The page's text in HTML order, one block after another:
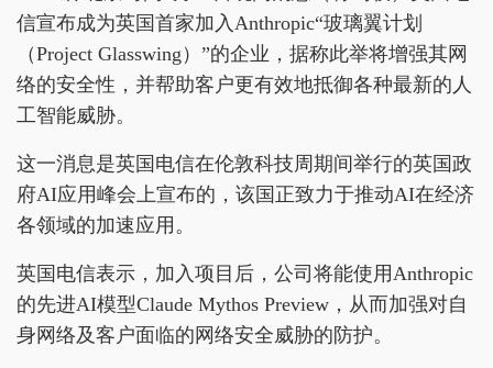
信宣布成为英国首家加入Anthropic“玻璃翼计划
（Project Glasswing）”的企业，据称此举将增强其网
络的安全性，并帮助客户更有效地抵御各种最新的人
工智能威胁。
这一消息是英国电信在伦敦科技周期间举行的英国政
府AI应用峰会上宣布的，该国正致力于推动AI在经济
各领域的加速应用。
英国电信表示，加入项目后，公司将能使用Anthropic
的先进AI模型Claude Mythos Preview，从而加强对自
身网络及客户面临的网络安全威胁的防护。